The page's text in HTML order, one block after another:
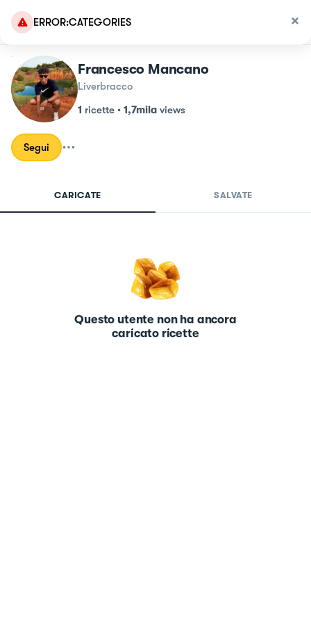
ERROR:CATEGORIES
Francesco Mancano
Liverbracco
1 ricette • 1,7mila views
Segui
CARICATE SALVATE
Questo utente non ha ancora
caricato ricette